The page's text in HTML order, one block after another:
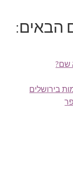
הבאים:
שם?
בירושלים